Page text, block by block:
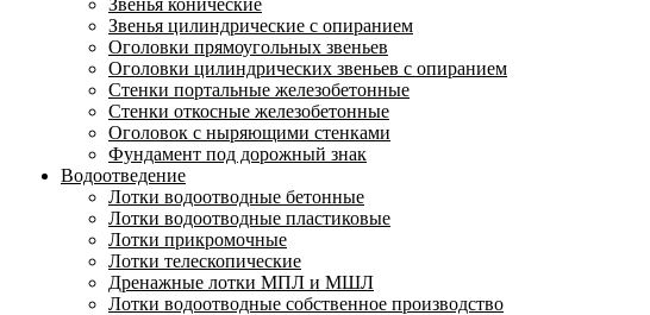
Звенья конические
Звенья цилиндрические с опиранием
Оголовки прямоугольных звеньев
Оголовки цилиндрических звеньев с опиранием
Стенки портальные железобетонные
Стенки откосные железобетонные
Оголовок с ныряющими стенками
Фундамент под дорожный знак
Водоотведение
Лотки водоотводные бетонные
Лотки водоотводные пластиковые
Лотки прикромочные
Лотки телескопические
Дренажные лотки МПЛ и МШЛ
Лотки водоотводные собственное производство